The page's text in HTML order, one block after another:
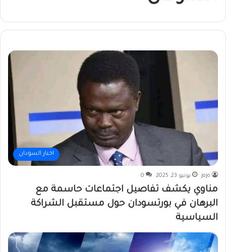
اخبار السودان
jojo يونيو 23, 2025 0
مناوي يكشف تفاصيل اجتماعات حاسمة مع
البرهان في بورتسودان حول مستقبل الشراكة
السياسية